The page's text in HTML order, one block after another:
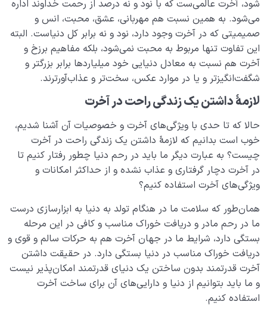
‌شود، آخرت عالمی‌ست که با نود و نه درصد از رحمت خداوند اداره
می‌شود. به همین نسبت هم مهربانی، عشق، محبت، انس و
صمیمیتی که در آخرت وجود دارد، نود و نه برابر کل دنیاست. البته
این تفاوت تنها مربوط به محبت نمی‌شود، بلکه مفاهیم برزخ و
آخرت هم نسبت به معادل دنیایی خود میلیاردها برابر بزرگتر و
شگفت‌انگیزتر و یا در موارد عکس، سخت‌تر و عذاب‌آورترند.
لازمۀ داشتن یک زندگی راحت در آخرت
حالا که تا حدی با ویژگی‌های آخرت و خصوصیات آن آشنا شدیم،
خوب است بدانیم که لازمۀ داشتن یک زندگی راحت در آخرت
چیست؟ به عبارت دیگر ما باید در رحم دنیا چطور رفتار کنیم تا
در آخرت دچار گرفتاری و عذاب نشده و از حداکثر امکانات و
ویژگی‌های آخرت استفاده کنیم؟
همان‌طور که سلامت ما در هنگام تولد به دنیا به ابزارسازی درست
ما در رحم مادر و دریافت خوراک مناسب و کافی در این مرحله
بستگی دارد، شرایط ما در جهان آخرت هم به حرکات سالم و قوی و
دریافت خوراک مناسب در دنیا بستگی دارد. در حقیقت داشتن
آخرت قدرتمند بدون ساختن یک دنیای قدرتمند امکان‌پذیر نیست
و ما باید بتوانیم از دنیا و دارایی‌های آن برای ساخت آخرت
استفاده کنیم.